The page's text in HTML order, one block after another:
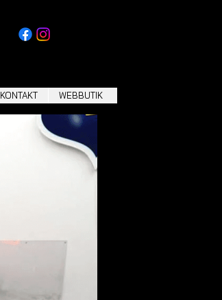
KONTAKT WEBBUTIK